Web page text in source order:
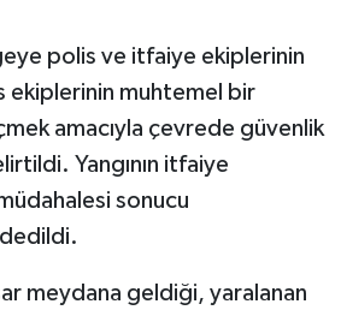
polis ve itfaiye ekiplerinin
ekiplerinin muhtemel bir
amacıyla çevrede güvenlik
Yangının itfaiye
sonucu
meydana geldiği, yaralanan